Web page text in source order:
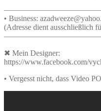
• Business:
(Adresse dient ausschließlich
✖ Mein Designer:
https://www.facebook.com/
• Vergesst nicht, dass Video